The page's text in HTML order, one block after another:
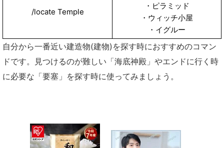
/locate Temple
・ピラミッド
・ウィッチ小屋
・イグルー
自分から一番近い建造物(建物)を探す時におすすめのコマン
ドです。見つけるのが難しい「海底神殿」やエンドに行く時
に必要な「要塞」を探す時に使ってみましょう。